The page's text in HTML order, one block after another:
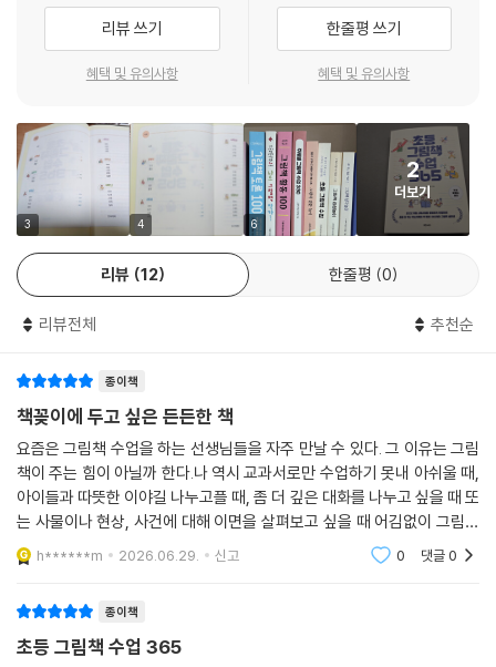
는 배움의 즐거움을 주고, 교사에게는 수업 설계에 확신을 주는 것 그리고
교육과정이 교실 안에서 살아 움직이도록 돕고자 한다. 이 책과 이 책에서
소개하는 그림책을 통해 교육과정이 더 따뜻하고, 더 분명하게 교실에 닿
리뷰 쓰기
혜택 및 유의사항
한줄평 쓰기
혜택 및 유의사항
3 4 6
2
더보기
리뷰 12 한줄평 0
리뷰전체 추천순
종이책
책꽂이에 두고 싶은 든든한 책
요즘은 그림책 수업을 하는 선생님들을 자주 만날 수 있다. 그 이유는 그림
책이 주는 힘이 아닐까 한다.나 역시 교과서로만 수업하기 못내 아쉬울 때,
아이들과 따뜻한 이야길 나누고플 때, 좀 더 깊은 대화를 나누고 싶을 때 또
는 사물이나 현상, 사건에 대해 이면을 살펴보고 싶을 때 어김없이 그림책
을 든다. 수업을 하다보면 더 다양한 그림책, 주제에 더 부합하는 그림책을
알고 싶
h******m 2026.06.29. 신고 0 댓글0
종이책
초등 그림책 수업 365